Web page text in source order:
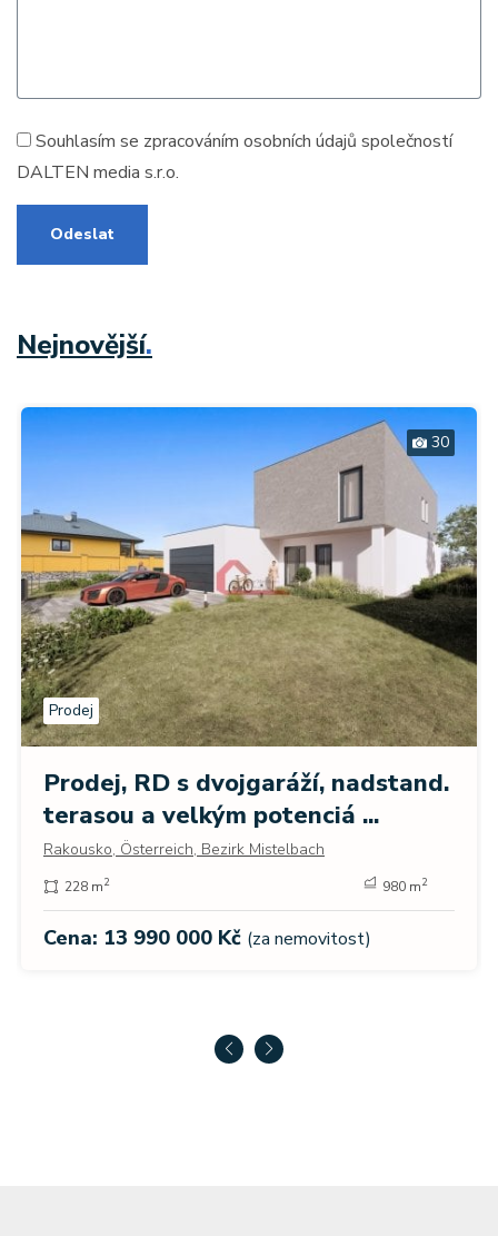
Souhlasím se zpracováním osobních údajů společností
DALTEN media s.r.o.
Odeslat
Nejnovější.
30
Prodej
Prodej, RD s dvojgaráží, nadstand.
terasou a velkým potenciá ...
Rakousko, Österreich, Bezirk Mistelbach
228 m2 980 m2
Cena: 13 990 000 Kč (za nemovitost)